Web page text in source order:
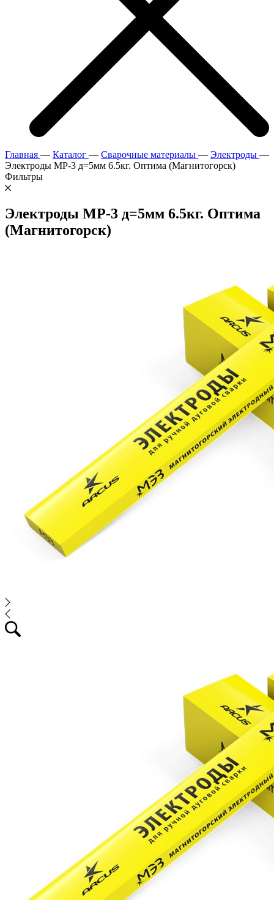
Главная — Каталог — Сварочные материалы — Электроды —
Электроды МР-3 д=5мм 6.5кг. Оптима (Магнитогорск)
Фильтры
Электроды МР-3 д=5мм 6.5кг. Оптима
(Магнитогорск)